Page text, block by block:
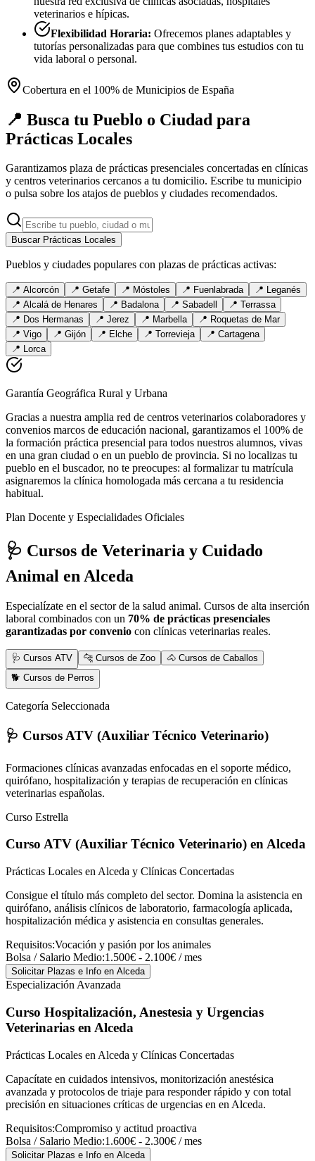
veterinarios e hípicas.
Flexibilidad Horaria: Ofrecemos planes adaptables y
tutorías personalizadas para que combines tus estudios con tu
vida laboral o personal.
Cobertura en el 100% de Municipios de España
📍 Busca tu Pueblo o Ciudad para
Prácticas Locales
Garantizamos plaza de prácticas presenciales concertadas en clínicas
y centros veterinarios cercanos a tu domicilio. Escribe tu municipio
o pulsa sobre los atajos de pueblos y ciudades recomendados.
Buscar Prácticas Locales
Pueblos y ciudades populares con plazas de prácticas activas:
📍 Alcorcón 📍 Getafe 📍 Móstoles 📍 Fuenlabrada 📍 Leganés
📍 Alcalá de Henares 📍 Badalona 📍 Sabadell 📍 Terrassa
📍 Dos Hermanas 📍 Jerez 📍 Marbella 📍 Roquetas de Mar
📍 Vigo 📍 Gijón 📍 Elche 📍 Torrevieja 📍 Cartagena
📍 Lorca
Garantía Geográfica Rural y Urbana
Gracias a nuestra amplia red de centros veterinarios colaboradores y
convenios marcos de educación nacional, garantizamos el 100% de
la formación práctica presencial para todos nuestros alumnos, vivas
en una gran ciudad o en un pueblo de provincia. Si no localizas tu
pueblo en el buscador, no te preocupes: al formalizar tu matrícula
asignaremos la clínica homologada más cercana a tu residencia
habitual.
Plan Docente y Especialidades Oficiales
🩺 Cursos de Veterinaria y Cuidado
Animal en Alceda
Especialízate en el sector de la salud animal. Cursos de alta inserción
laboral combinados con un 70% de prácticas presenciales
garantizadas por convenio con clínicas veterinarias reales.
🩺 Cursos ATV 🐆 Cursos de Zoo
🐴 Cursos de Caballos
🐕 Cursos de Perros
Categoría Seleccionada
🩺 Cursos ATV (Auxiliar Técnico Veterinario)
Formaciones clínicas avanzadas enfocadas en el soporte médico,
quirófano, hospitalización y terapias de recuperación en clínicas
veterinarias españolas.
Curso Estrella
Curso ATV (Auxiliar Técnico Veterinario) en Alceda
Prácticas Locales en Alceda y Clínicas Concertadas
Consigue el título más completo del sector. Domina la asistencia en
quirófano, análisis clínicos de laboratorio, farmacología aplicada,
hospitalización médica y asistencia en consultas generales.
Requisitos:Vocación y pasión por los animales
Bolsa / Salario Medio:1.500€ - 2.100€ / mes
Solicitar Plazas e Info en Alceda
Especialización Avanzada
Curso Hospitalización, Anestesia y Urgencias
Veterinarias en Alceda
Prácticas Locales en Alceda y Clínicas Concertadas
Capacítate en cuidados intensivos, monitorización anestésica
avanzada y protocolos de triaje para responder rápido y con total
precisión en situaciones críticas de urgencias en en Alceda.
Requisitos:Compromiso y actitud proactiva
Bolsa / Salario Medio:1.600€ - 2.300€ / mes
Solicitar Plazas e Info en Alceda